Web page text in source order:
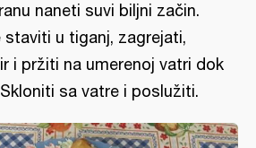
naneti suvi biljni začin.
staviti u tiganj, zagrejati,
i pržiti na umerenoj vatri dok
sa vatre i poslužiti.